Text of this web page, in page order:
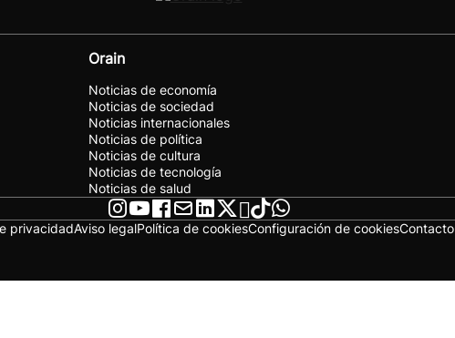
Orain
Noticias de economía
Noticias de sociedad
Noticias internacionales
Noticias de política
Noticias de cultura
Noticias de tecnología
Noticias de salud
privacidadAviso legalPolítica de cookiesConfiguración de cookiesContacto